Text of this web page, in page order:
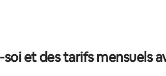
: 4,87 sur 5
et des tarifs mensuels